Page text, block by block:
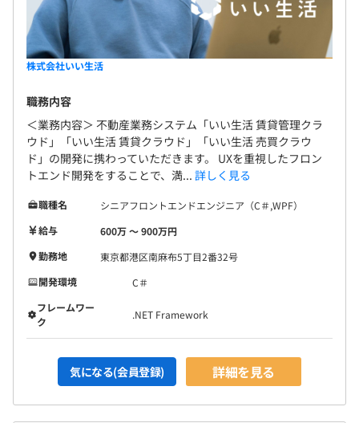
株式会社いい生活
職務内容
＜業務内容＞ 不動産業務システム「いい生活 賃貸管理クラ
ウド」「いい生活 賃貸クラウド」「いい生活 売買クラウ
ド」の開発に携わっていただきます。 UXを重視したフロン
トエンド開発をすることで、満... 詳しく見る
職種名
シニアフロントエンドエンジニア（C＃,WPF）
給与
600万 〜 900万円
勤務地
東京都港区南麻布5丁目2番32号
開発環境
C＃
フレームワー
ク
.NET Framework
気になる(会員登録) 詳細を見る